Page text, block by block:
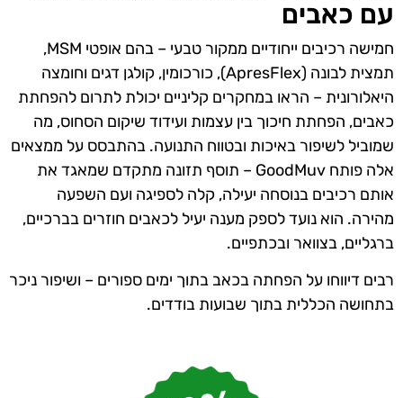
עם כאבים
חמישה רכיבים ייחודיים ממקור טבעי – בהם אופטי MSM,
תמצית לבונה (ApresFlex), כורכומין, קולגן דגים וחומצה
היאלורונית – הראו במחקרים קליניים יכולת לתרום להפחתת
כאבים, הפחתת חיכוך בין עצמות ועידוד שיקום הסחוס, מה
שמוביל לשיפור באיכות ובטווח התנועה. בהתבסס על ממצאים
אלה פותח GoodMuv – תוסף תזונה מתקדם שמאגד את
אותם רכיבים בנוסחה יעילה, קלה לספיגה ועם השפעה
מהירה. הוא נועד לספק מענה יעיל לכאבים חוזרים בברכיים,
ברגליים, בצוואר ובכתפיים.
רבים דיווחו על הפחתה בכאב בתוך ימים ספורים – ושיפור ניכר
בתחושה הכללית בתוך שבועות בודדים.